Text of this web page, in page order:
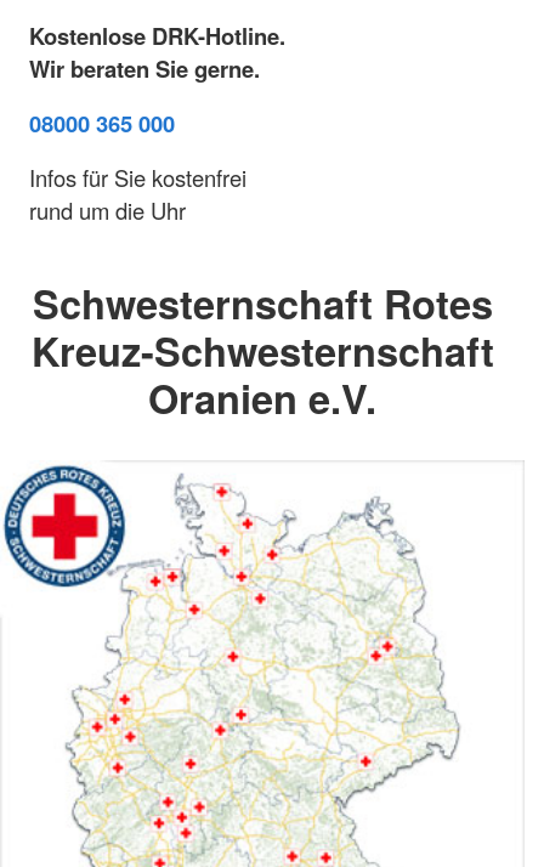
Kostenlose DRK-Hotline.
Wir beraten Sie gerne.
08000 365 000
Infos für Sie kostenfrei
rund um die Uhr
Schwesternschaft Rotes
Kreuz-Schwesternschaft
Oranien e.V.